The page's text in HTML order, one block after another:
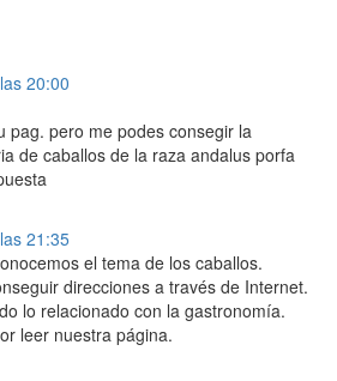
20:00
pag. pero me podes consegir la
de caballos de la raza andalus porfa
21:35
el tema de los caballos.
direcciones a través de Internet.
lo relacionado con la gastronomía.
leer nuestra página.